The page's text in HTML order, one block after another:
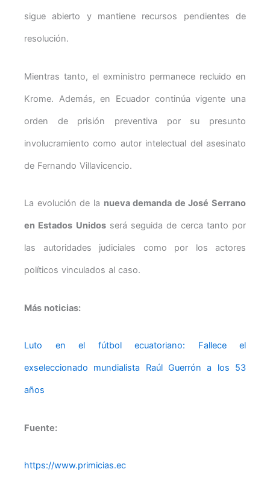
sigue abierto y mantiene recursos pendientes de
resolución.
Mientras tanto, el exministro permanece recluido en
Krome. Además, en Ecuador continúa vigente una
orden de prisión preventiva por su presunto
involucramiento como autor intelectual del asesinato
de Fernando Villavicencio.
La evolución de la nueva demanda de José Serrano
en Estados Unidosserá seguida de cerca tanto por
las autoridades judiciales como por los actores
políticos vinculados al caso.
Más noticias:
Luto en el fútbol ecuatoriano: Fallece el
exseleccionado mundialista Raúl Guerrón a los 53
años
Fuente:
https://www.primicias.ec